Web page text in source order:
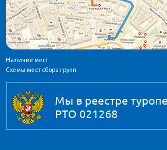
Наличие мест
Схемы мест сбора групп